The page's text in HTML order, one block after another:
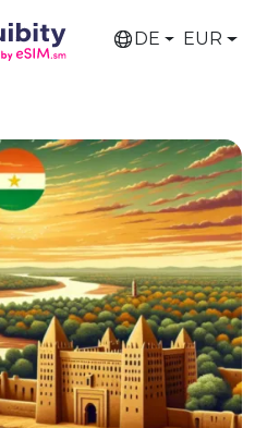
DE EUR